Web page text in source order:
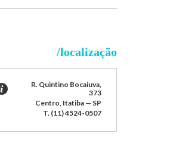
/localização
R. Quintino Bocaiuva,
373
Centro, Itatiba — SP
T. (11) 4524-0507